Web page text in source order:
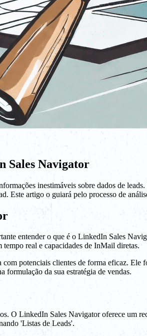
Sales Navigator
inestimáveis sobre dados de
Este artigo o guiará pelo processo de
entender o que é o LinkedIn Sales
real e capacidades de InMail diretas.
potenciais clientes de forma eficaz. Ele
formulação da sua estratégia de vendas.
O LinkedIn Sales Navigator oferece um
'Listas de Leads'.